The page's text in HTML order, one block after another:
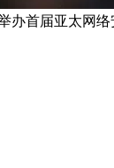
办首届亚太网